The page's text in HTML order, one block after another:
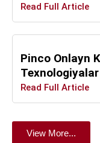
View More...
Read Full Article
Pinco Onlayn
Texnologiyalar
Read Full Article